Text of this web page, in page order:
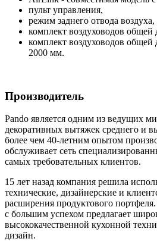
пульт управления,
режим заднего отвода воздуха,
комплект воздуховодов
комплект воздуховодов
2000 мм.
Производитель
Pando является одним из ведущих
декоративных вытяжек среднего и
более чем 40-летним опытом
обслуживает сеть
самых требовательных клиентов.
15 лет назад компания решила
технические, дизайнерские и
расширения продуктового
с большим успехом предлагает
высококачественной кухонной
дизайн.